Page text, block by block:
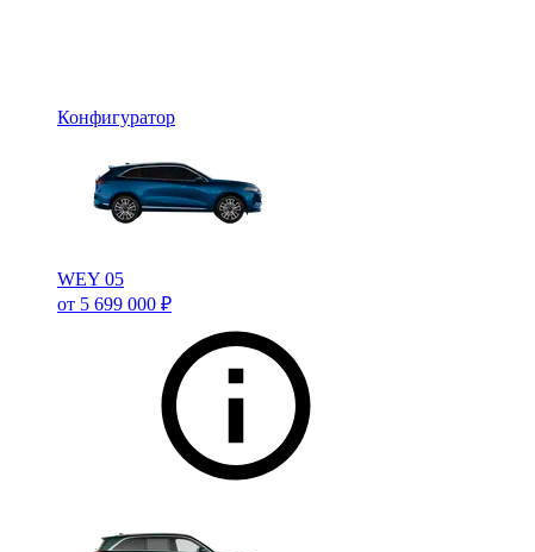
Конфигуратор
WEY 05
от 5 699 000 ₽